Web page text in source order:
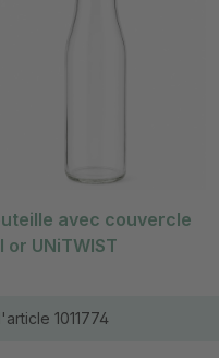
avec couvercle
or UNiTWIST
1011774